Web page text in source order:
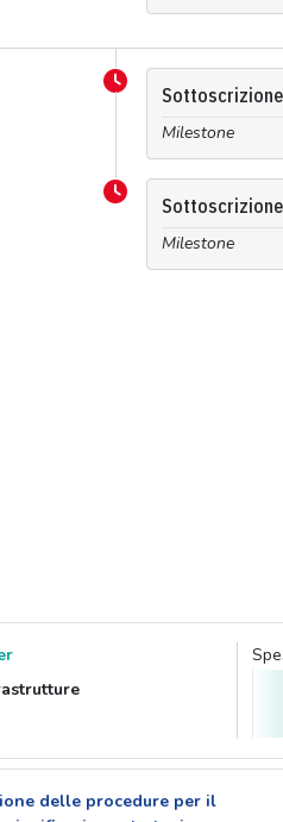
Milestone
Milestone
delle procedure per il